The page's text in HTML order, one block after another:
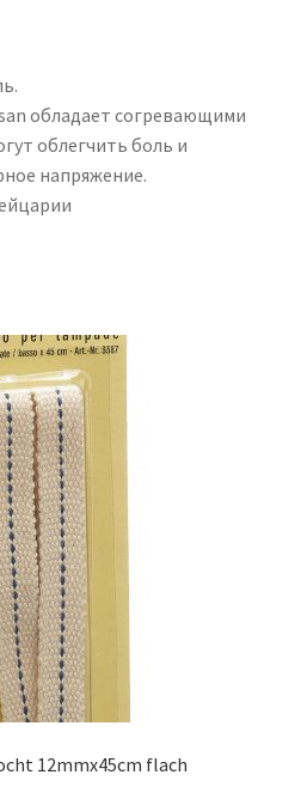
обладает согревающими
облегчить боль и
напряжение.
12mmx45cm flach